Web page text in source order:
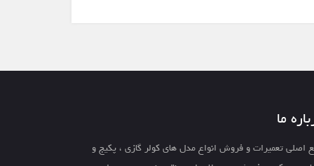
ما
اصلی تعمیرات و فروش انواع مدل های کولر گازی ، پکیج و